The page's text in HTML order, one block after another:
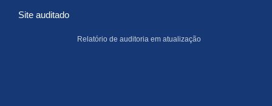
Site auditado
Relatório de auditoria em atualização